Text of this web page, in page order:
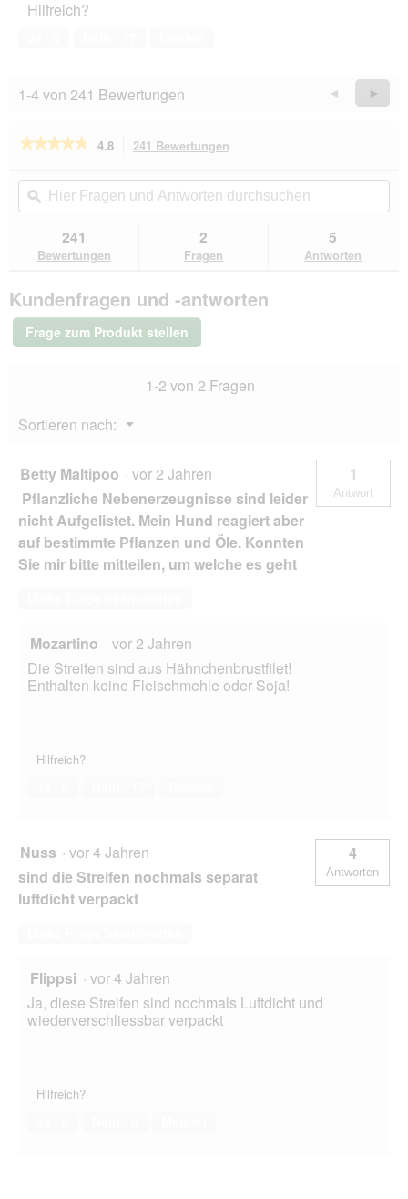
o
w
r
d
i
n
l
e
s
D
g
e
l
d
g
ö
f
4
Hilfreich?
1-4 von 241 Bewertungen
Zurück
Reviews
◄
Weiter
►
★★★★★
★★★★★
5
lesen
RINTI
Hähnchenstreifen
900
4.8 241 Bewertungen
Aktion
navigierst
du
Bewertungen.
Hier
Fragen
und
Antworten
durchsuchen
ϙ
241
Bewertungen
2
Fragen
5
Antworten
Kundenfragen und -antworten
Frage zum Produkt stellen
1-2 von 2 Fragen
Sortieren nach:
▼
Menü
Betty Maltipoo · vor 2 Jahren
Pflanzliche Nebenerzeugnisse sind leider
nicht Aufgelistet. Mein Hund reagiert aber
auf bestimmte Pflanzen und Öle. Konnten
Sie mir bitte mitteilen, um welche es geht
1
Antwort
Mozartino · vor 2 Jahren
Die Streifen sind aus Hähnchenbrustfilet!
Enthalten keine Fleischmehle oder Soja!
Hilfreich?
Nuss · vor 4 Jahren
sind die Streifen nochmals separat
luftdicht verpackt
4
Antworten
Flippsi · vor 4 Jahren
Ja, diese Streifen sind nochmals Luftdicht und
wiederverschliessbar verpackt
Hilfreich?